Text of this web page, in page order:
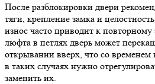
После разблокировки двери
тяги, крепление замка и
износ часто приводит к
люфта в петлях дверь может
открывании вверх, что со временем
в таких случаях нужно
заменить их.